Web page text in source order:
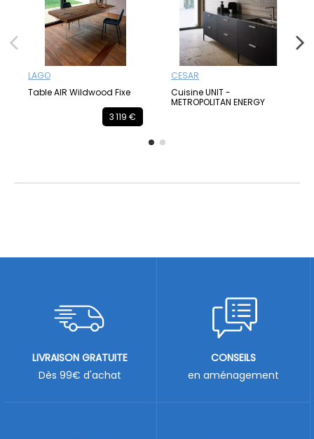
LAGO
Table AIR Wildwood Fixe
3 119 €
CESAR
Cuisine UNIT -
METROPOLITAN ENERGY
LIVRAISON GRATUITE
Dès 99€ d'achat
CONSEILS
en aménagement